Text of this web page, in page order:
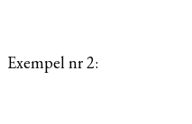
Exempel nr 2: